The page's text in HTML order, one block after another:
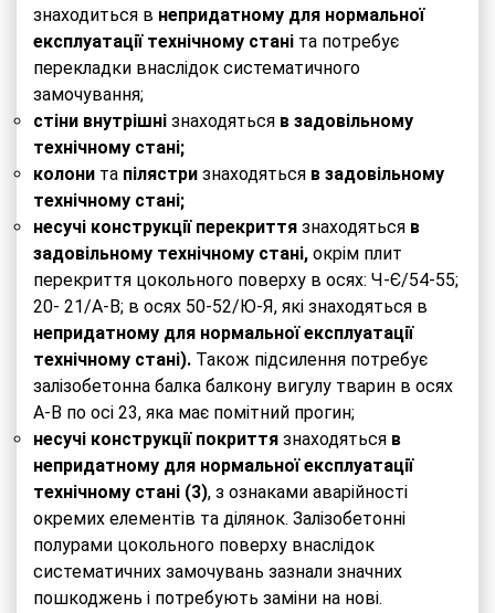
знаходиться в непридатному для нормальної
експлуатації технічному стані та потребує
перекладки внаслідок систематичного
замочування;
стіни внутрішні знаходяться в задовільному
технічному стані;
колони та пілястри знаходяться в задовільному
технічному стані;
несучі конструкції перекриття знаходяться в
задовільному технічному стані, окрім плит
перекриття цокольного поверху в осях: Ч-Є/54-55;
20- 21/А-В; в осях 50-52/Ю-Я, які знаходяться в
непридатному для нормальної експлуатації
технічному стані). Також підсилення потребує
залізобетонна балка балкону вигулу тварин в осях
А-В по осі 23, яка має помітний прогин;
несучі конструкції покриття знаходяться в
непридатному для нормальної експлуатації
технічному стані (3), з ознаками аварійності
окремих елементів та ділянок. Залізобетонні
полурами цокольного поверху внаслідок
систематичних замочувань зазнали значних
пошкоджень і потребують заміни на нові.